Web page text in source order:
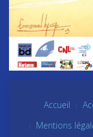
Accueil
Mentions